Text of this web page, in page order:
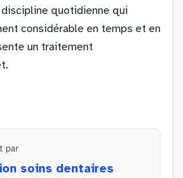
quotidienne qui
considérable en temps et en
un traitement
par
soins dentaires